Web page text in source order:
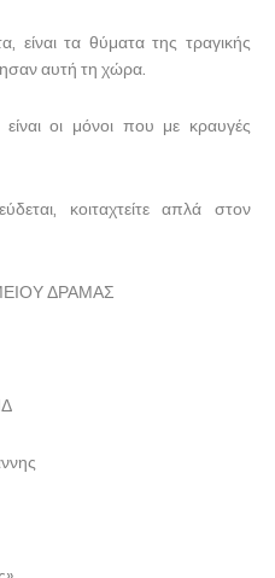
είναι τα θύματα της τραγικής
αυτή τη χώρα.
οι μόνοι που με κραυγές
κοιταχτείτε απλά στον
ΔΡΑΜΑΣ